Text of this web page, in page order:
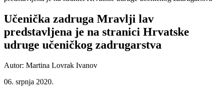
Učenička zadruga Mravlji lav
predstavljena je na stranici Hrvatske
udruge učeničkog zadrugarstva
Autor: Martina Lovrak Ivanov
06. srpnja 2020.